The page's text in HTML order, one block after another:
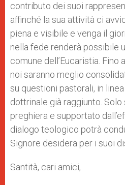
contributo dei suoi
affinché la sua attività ci
piena e visibile e venga il
nella fede renderà possibile
comune dell’Eucaristia. Fino
noi saranno meglio
su questioni pastorali, in
dottrinale già raggiunto.
preghiera e supportato
dialogo teologico potrà
Signore desidera per i suoi
Santità, cari amici,